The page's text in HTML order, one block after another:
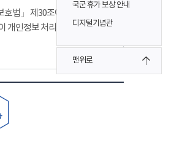
국군 휴가 보상 안내
디지털기념관
맨위로
법」 제30조에 따라
개인정보 처리방침을